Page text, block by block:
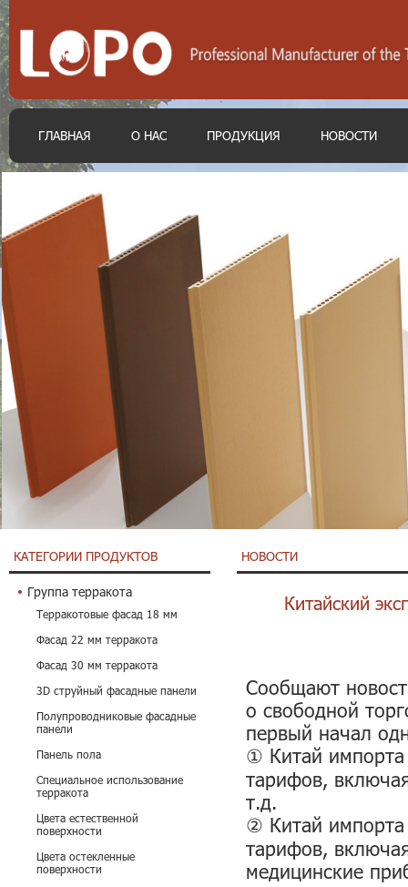
ГЛАВНАЯ О НАС ПРОДУКЦИЯ НОВОСТИ
КАТЕГОРИИ ПРОДУКТОВ
Группа терракота
Терракотовые фасад 18 мм
Фасад 22 мм терракота
Фасад 30 мм терракота
3D струйный фасадные панели
Полупроводниковые фасадные
панели
Панель пола
Специальное использование
терракота
Цвета естественной
поверхности
Цвета остекленные
поверхности
НОВОСТИ
Китайский
Сообщают
о свободной
первый начал
① Китай
тарифов,
т.д.
② Китай импорта
тарифов,
медицинские